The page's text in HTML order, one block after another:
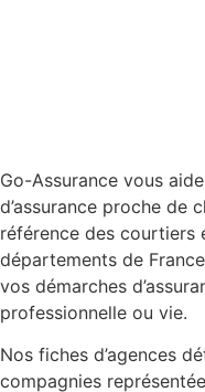
Go-Assurance vous
d’assurance proche de
référence des courtiers
départements de
vos démarches
professionnelle ou vie.
Nos fiches d’agences
compagnies